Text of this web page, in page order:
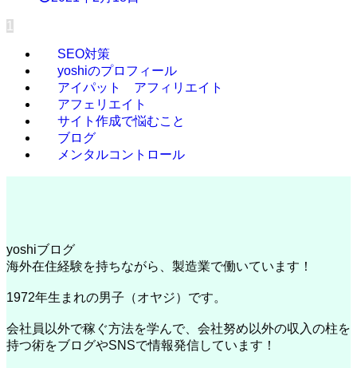
1
SEO対策
yoshiのプロフィール
アイパット アフィリエイト
アフェリエイト
サイト作成で悩むこと
ブログ
メンタルコントロール
yoshiブログ
海外在住経験を持ちながら、製造業で働いています！
1972年生まれの男子（オヤジ）です。
会社員以外で稼ぐ方法を学んで、会社努め以外の収入の柱を
持つ術をブログやSNSで情報発信しています！